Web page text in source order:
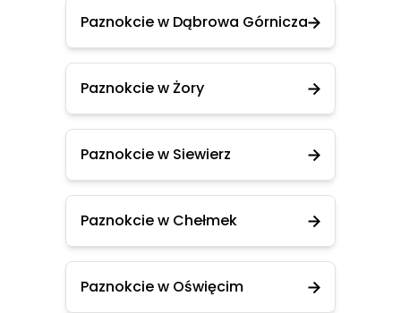
Paznokcie w Dąbrowa Górnicza
Paznokcie w Żory
Paznokcie w Siewierz
Paznokcie w Chełmek
Paznokcie w Oświęcim